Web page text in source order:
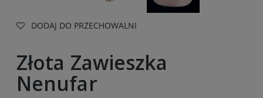
DODAJ DO PRZECHOWALNI
Złota Zawieszka
Nenufar